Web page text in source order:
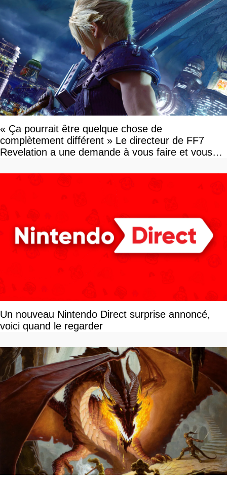
« Ça pourrait être quelque chose de
complètement différent » Le directeur de FF7
Revelation a une demande à vous faire et vous
Un nouveau Nintendo Direct surprise annoncé,
voici quand le regarder